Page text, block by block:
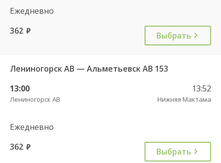
Ежедневно
362 руб. Выбрать
Лениногорск АВ — Альметьевск АВ 153
13:00
Лениногорск АВ
13:52
Нижняя Мактама
Ежедневно
362 руб. Выбрать